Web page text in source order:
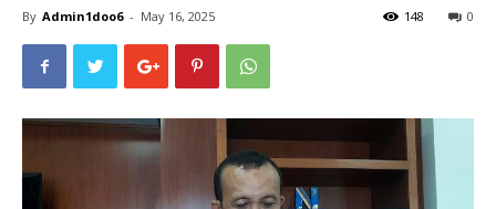
By Admin1doo6 - May 16, 2025 0
148